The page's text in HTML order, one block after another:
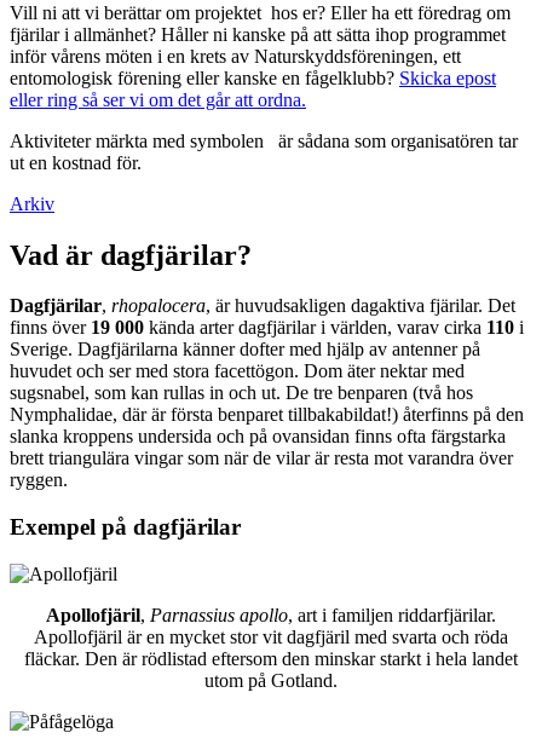
Vill ni att vi berättar om projektet hos er? Eller ha ett föredrag om
fjärilar i allmänhet? Håller ni kanske på att sätta ihop programmet
inför vårens möten i en krets av Naturskyddsföreningen, ett
entomologisk förening eller kanske en fågelklubb? Skicka epost
eller ring så ser vi om det går att ordna.
Aktiviteter märkta med symbolen
är sådana som organisatören tar
ut en kostnad för.
Arkiv
Vad är dagfjärilar?
Dagfjärilar, rhopalocera, är huvudsakligen dagaktiva fjärilar. Det
finns över 19 000 kända arter dagfjärilar i världen, varav cirka 110 i
Sverige. Dagfjärilarna känner dofter med hjälp av antenner på
huvudet och ser med stora facettögon. Dom äter nektar med
sugsnabel, som kan rullas in och ut. De tre benparen (två hos
Nymphalidae, där är första benparet tillbakabildat!) återfinns på den
slanka kroppens undersida och på ovansidan finns ofta färgstarka
brett triangulära vingar som när de vilar är resta mot varandra över
ryggen.
Exempel på dagfjärilar
Apollofjäril, Parnassius apollo, art i familjen riddarfjärilar.
Apollofjäril är en mycket stor vit dagfjäril med svarta och röda
fläckar. Den är rödlistad eftersom den minskar starkt i hela landet
utom på Gotland.